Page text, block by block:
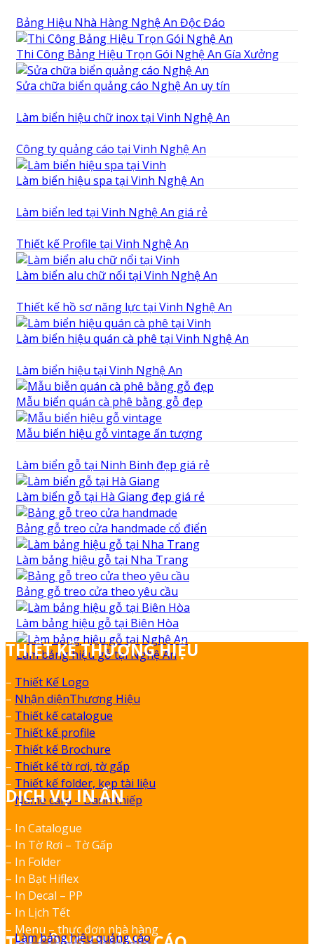
Bảng Hiệu Nhà Hàng Nghệ An Độc Đáo
Thi Công Bảng Hiệu Trọn Gói Nghệ An Gía Xưởng
Sửa chữa biển quảng cáo Nghệ An uy tín
Làm biển hiệu chữ inox tại Vinh Nghệ An
Công ty quảng cáo tại Vinh Nghệ An
Làm biển hiệu spa tại Vinh Nghệ An
Làm biển led tại Vinh Nghệ An giá rẻ
Thiết kế Profile tại Vinh Nghệ An
Làm biển alu chữ nổi tại Vinh Nghệ An
Thiết kế hồ sơ năng lực tại Vinh Nghệ An
Làm biển hiệu quán cà phê tại Vinh Nghệ An
Làm biển hiệu tại Vinh Nghệ An
Mẫu biển quán cà phê bằng gỗ đẹp
Mẫu biển hiệu gỗ vintage ấn tượng
Làm biển gỗ tại Ninh Binh đẹp giá rẻ
Làm biển gỗ tại Hà Giang đẹp giá rẻ
Bảng gỗ treo cửa handmade cổ điển
Làm bảng hiệu gỗ tại Nha Trang
Bảng gỗ treo cửa theo yêu cầu
Làm bảng hiệu gỗ tại Biên Hòa
Làm bảng hiệu gỗ tại Nghệ An
THIẾT KẾ THƯƠNG HIỆU
– Thiết Kế Logo
– Nhận diệnThương Hiệu
– Thiết kế catalogue
– Thiết kế profile
– Thiết kế Brochure
– Thiết kế tờ rơi, tờ gấp
– Thiết kế folder, kẹp tài liệu
–Name card – Danh thiếp
DỊCH VỤ IN ẤN
– In Catalogue
– In Tờ Rơi – Tờ Gấp
– In Folder
– In Bạt Hiflex
– In Decal – PP
– In Lịch Tết
– Menu – thực đơn nhà hàng
–Làm bảng hiệu quảng cáo